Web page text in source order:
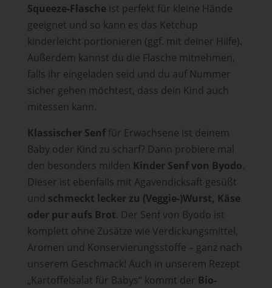
Squeeze-Flascheist perfekt für kleine Hände
geeignet und so kann es das Ketchup
kinderleicht portionieren (ggf. mit deiner Hilfe).
Außerdem kannst du die Flasche mitnehmen,
falls ihr eingeladen seid und du auf Nummer
sicher gehen möchtest, dass dein Kind auch
mitessen kann.
Klassischer Senffür Erwachsene ist deinem
Baby oder Kind zu scharf? Dann probiere mal
den besonders milden Kinder Senf von Byodo.
Dieser ist ebenfalls mit Agavendicksaft gesüßt
und schmeckt lecker zu (Veggie-)Wurst, Käse
oder pur aufs Brot. Der Senf von Byodo ist
komplett ohne Zusätze wie Verdickungsmittel,
Aromen und Konservierungsstoffe – ganz nach
unserem Geschmack! Auch in unserem Rezept
„Kartoffelsalat für Babys“ kommt der Bio-